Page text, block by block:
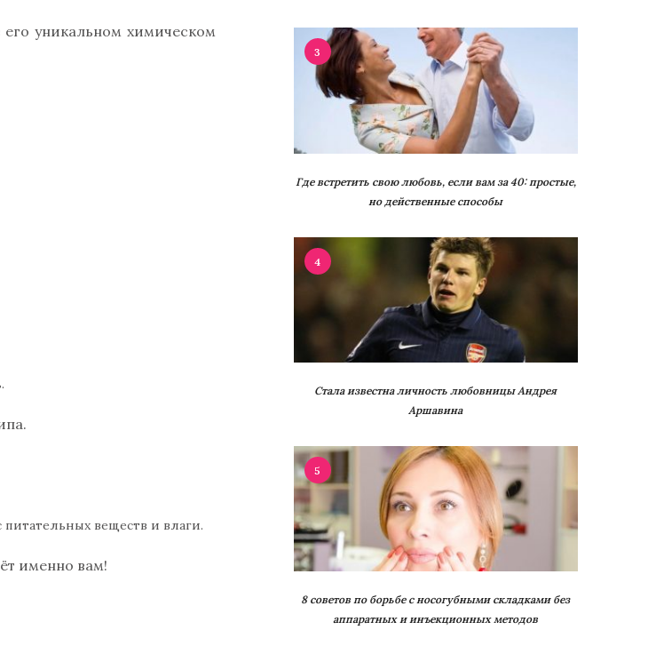
уникальном химическом
веществ и влаги.
именно вам!
3
Где встретить свою любовь, если вам за 40: простые,
но действенные способы
4
Стала известна личность любовницы Андрея
Аршавина
5
8 советов по борьбе с носогубными складками без
аппаратных и инъекционных методов